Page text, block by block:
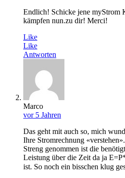
Endlich! Schicke jene myStrom
kämpfen nun.zu dir! Merci!
Like
Like
Antworten
Marco
vor 5 Jahren
Das geht mit auch so, mich
Ihre Stromrechnung «verstehen».
Streng genommen ist die
Leistung über die Zeit da ja
ist. So noch ein bisschen klug